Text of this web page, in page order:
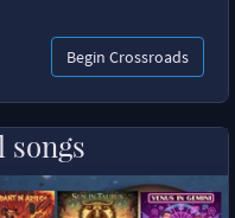
Begin Crossroads
songs